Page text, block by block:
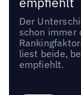
Der
schon immer
liest beide,
empfiehlt.